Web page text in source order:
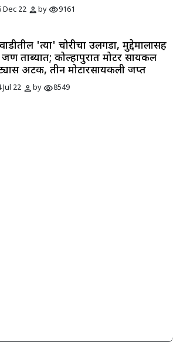
Dec 22 personbyvisibility9161
'त्या' चोरीचा उलगडा, मुद्देमालासह
ताब्यात; कोल्हापुरात मोटर सायकल
अटक, तीन मोटारसायकली जप्त
Jul 22 personbyvisibility8549